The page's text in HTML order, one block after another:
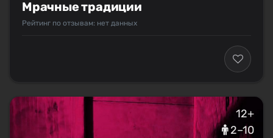
Мрачные традиции
Рейтинг по отзывам: нет данных
12+
2–10